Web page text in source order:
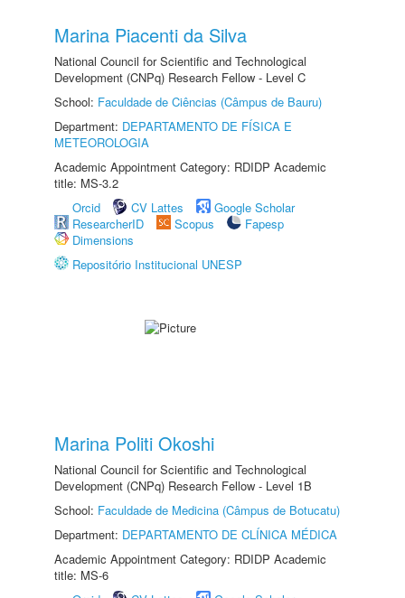
Marina Piacenti da Silva
National Council for Scientific and Technological
Development (CNPq) Research Fellow - Level C
School: Faculdade de Ciências (Câmpus de Bauru)
Department: DEPARTAMENTO DE FÍSICA E
METEOROLOGIA
Academic Appointment Category: RDIDP Academic
title: MS-3.2
Orcid
CV Lattes
Google Scholar
ResearcherID
Scopus
Fapesp
Dimensions
Repositório Institucional UNESP
Marina Politi Okoshi
National Council for Scientific and Technological
Development (CNPq) Research Fellow - Level 1B
School: Faculdade de Medicina (Câmpus de Botucatu)
Department: DEPARTAMENTO DE CLÍNICA MÉDICA
Academic Appointment Category: RDIDP Academic
title: MS-6